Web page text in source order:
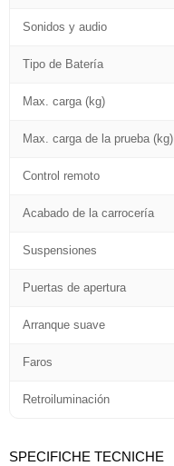
Sonidos y audio
Tipo de Batería
Max. carga (kg)
Max. carga de la prueba (kg)
Control remoto
Acabado de la carrocería
Suspensiones
Puertas de apertura
Arranque suave
Faros
Retroiluminación
SPECIFICHE TECNICHE